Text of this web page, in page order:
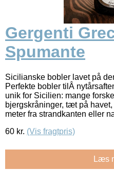
Gergenti
Spumante
Sicilianske bobler lavet på
Perfekte bobler tilÂ
unik for Sicilien: mange
bjergskråninger, tæt på
meter fra strandkanten eller
60 kr. (Vis fragtpris)
Læs